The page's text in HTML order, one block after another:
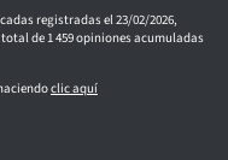
registradas el 23/02/2026,
de 1 459 opiniones acumuladas
clic aquí